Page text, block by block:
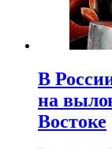
В
на
Востоке